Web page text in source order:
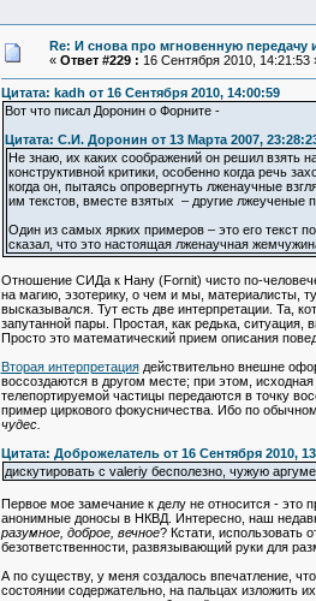
Re: И снова про мгновенную
« Ответ #229 : 16 Сентября 2010, 14:21:53
Цитата: kadh от 16 Сентября 2010, 14:00:59
Вот что писал Доронин о Форните -
Цитата: С.И. Доронин от 13 Марта 2007,
Не знаю, их каких соображений он решил взять
конструктивной критики, особенно когда речь
когда он, пытаясь опровергнуть лженаучные
им текстов, вместе взятых – другие лжеученые
Один из самых ярких примеров – это его текст
сказал, что это настоящая лженаучная
Отношение СИДа к Нану (Fornit) чисто по-
на магию, эзотерику, о чем и мы, материалисты,
высказывался. Тут есть две интерпретации. Та,
запутанной пары. Простая, как редька,
Просто это математический прием описания
Вторая интерпретациядействительно внешне
воссоздаются в другом месте; при этом,
телепортируемой частицы передаются в точку
пример циркового фокусничества. Ибо по
чудес.
Цитата: Доброжелатель от 16 Сентября 2010,
дискутировать с valeriy бесполезно, чужую
Первое мое замечание к делу не относится - это
анонимные доносы в НКВД. Интересно, наш
разумное, доброе, вечное? Кстати, использовать
безответственности, развязывающий руки для
А по существу, у меня создалось впечатление,
состоянии содержательно, на пальцах изложить